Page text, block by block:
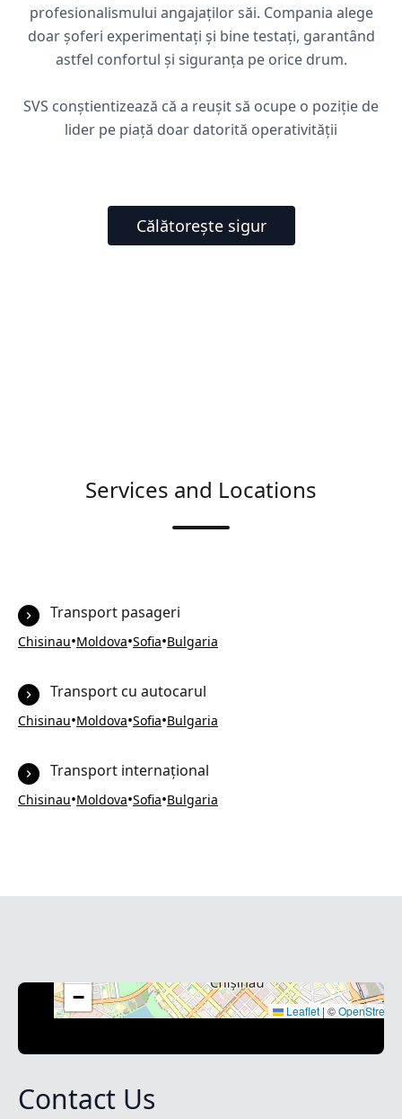
profesionalismului angajaților săi. Compania alege
doar șoferi experimentați și bine testați, garantând
astfel confortul și siguranța pe orice drum.
SVS conștientizează că a reușit să ocupe o poziție de
lider pe piață doar datorită operativității
Călătorește sigur
Services and Locations
Transport pasageri
Chisinau•Moldova•Sofia•Bulgaria
Transport cu autocarul
Chisinau•Moldova•Sofia•Bulgaria
Transport internațional
Chisinau•Moldova•Sofia•Bulgaria
−
Leaflet | ©
Contact Us